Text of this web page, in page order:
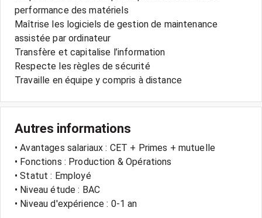
performance des matériels
Maîtrise les logiciels de gestion de maintenance
assistée par ordinateur
Transfère et capitalise l’information
Respecte les règles de sécurité
Travaille en équipe y compris à distance
Autres informations
• Avantages salariaux : CET + Primes + mutuelle
• Fonctions : Production & Opérations
• Statut : Employé
• Niveau étude : BAC
• Niveau d'expérience : 0-1 an